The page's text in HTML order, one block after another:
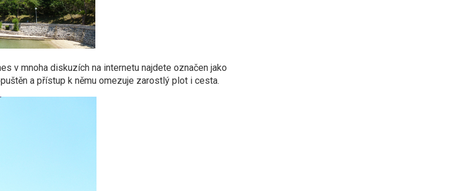
v mnoha diskuzích na internetu najdete označen jako
a přístup k němu omezuje zarostlý plot i cesta.